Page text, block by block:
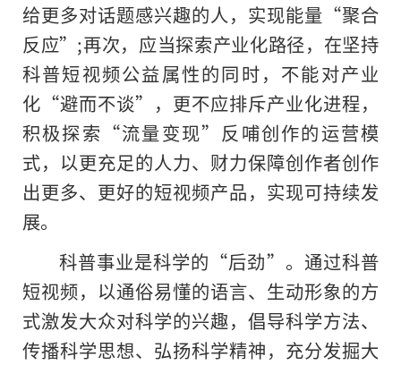
给更多对话题感兴趣的人，实现能量“聚合
反应”;再次，应当探索产业化路径，在坚持
科普短视频公益属性的同时，不能对产业
化“避而不谈”，更不应排斥产业化进程，
积极探索“流量变现”反哺创作的运营模
式，以更充足的人力、财力保障创作者创作
出更多、更好的短视频产品，实现可持续发
展。
科普事业是科学的“后劲”。通过科普
短视频，以通俗易懂的语言、生动形象的方
式激发大众对科学的兴趣，倡导科学方法、
传播科学思想、弘扬科学精神，充分发掘大